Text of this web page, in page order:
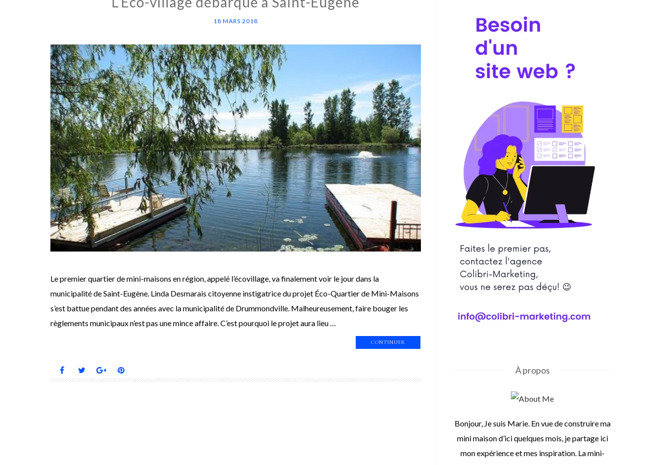
18 MARS 2018
Le premier quartier de mini-maisons en région, appelé l’écovillage, va finalement voir le jour dans la
municipalité de Saint-Eugène. Linda Desmarais citoyenne instigatrice du projet Éco-Quartier de Mini-Maisons
s’est battue pendant des années avec la municipalité de Drummondville. Malheureusement, faire bouger les
règlements municipaux n’est pas une mince affaire. C’est pourquoi le projet aura lieu …
CONTINUER
À propos
Bonjour, Je suis Marie. En vue de construire ma
mini maison d’ici quelques mois, je partage ici
mon expérience et mes inspiration. La mini-